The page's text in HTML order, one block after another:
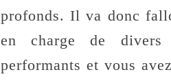
profonds. Il va donc
en charge de divers
performants et vous